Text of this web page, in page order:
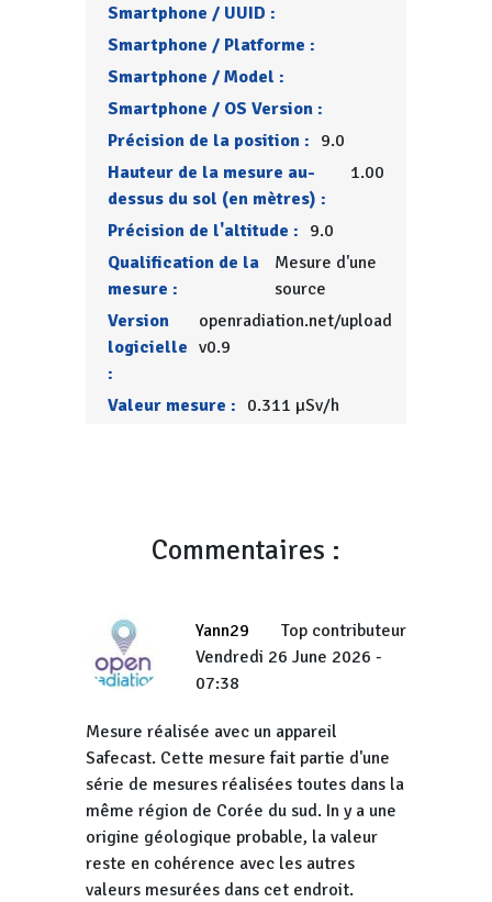
Smartphone / UUID :
Smartphone / Platforme :
Smartphone / Model :
Smartphone / OS Version :
Précision de la position : 9.0
Hauteur de la mesure au-
dessus du sol (en mètres) :
1.00
Précision de l'altitude : 9.0
Qualification de la
mesure :
Mesure d'une
source
Version
logicielle
:
openradiation.net/upload
v0.9
Valeur mesure : 0.311 µSv/h
Commentaires :
Yann29
Top contributeur
Vendredi 26 June 2026 -
07:38
Mesure réalisée avec un appareil
Safecast. Cette mesure fait partie d'une
série de mesures réalisées toutes dans la
même région de Corée du sud. In y a une
origine géologique probable, la valeur
reste en cohérence avec les autres
valeurs mesurées dans cet endroit.